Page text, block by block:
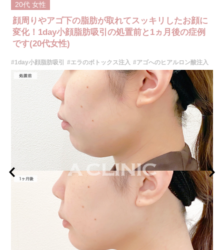
20代 女性
顔周りやアゴ下の脂肪が取れてスッキリしたお顔に
変化！1day小顔脂肪吸引の処置前と1ヵ月後の症例
です(20代女性)
#1day小顔脂肪吸引 #エラのボトックス注入 #アゴへのヒアルロン酸注入